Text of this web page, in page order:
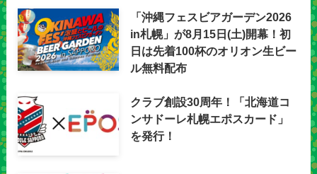
「沖縄フェスビアガーデン2026
in札幌」が8月15日(土)開幕！初
日は先着100杯のオリオン生ビー
ル無料配布
クラブ創設30周年！「北海道コ
ンサドーレ札幌エポスカード」
を発行！